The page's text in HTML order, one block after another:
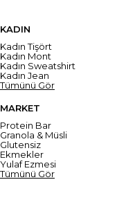
KADIN
Kadın Tişört
Kadın Mont
Kadın Sweatshirt
Kadın Jean
Tümünü Gör
MARKET
Protein Bar
Granola & Müsli
Glutensiz
Ekmekler
Yulaf Ezmesi
Tümünü Gör